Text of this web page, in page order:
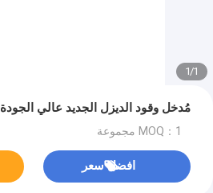
1
/
1
مُدخل وقود الديزل الجديد عالي الجودة 0445120153
MOQ：1 مجموعة
افضل سعر